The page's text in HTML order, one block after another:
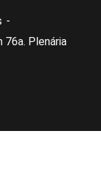
76a. Plenária